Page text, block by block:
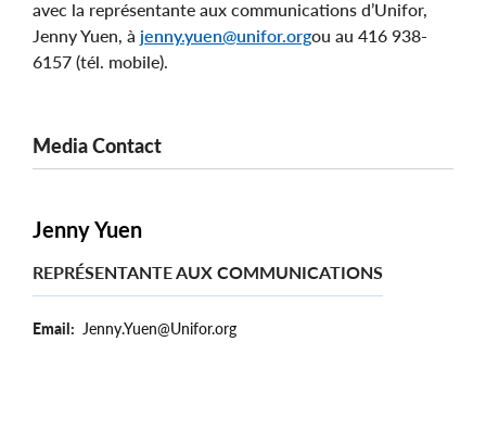
avec la représentante aux communications d’Unifor,
Jenny Yuen, à jenny.yuen@unifor.orgou au 416 938-
6157 (tél. mobile).
Media Contact
Jenny Yuen
REPRÉSENTANTE AUX COMMUNICATIONS
Email Jenny.Yuen@Unifor.org